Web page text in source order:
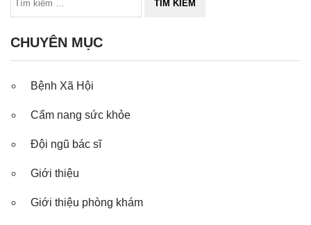
CHUYÊN MỤC
Bệnh Xã Hội
Cẩm nang sức khỏe
Đội ngũ bác sĩ
Giới thiệu
Giới thiệu phòng khám